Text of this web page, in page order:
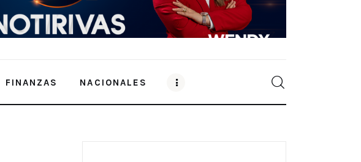
FINANZAS NACIONALES